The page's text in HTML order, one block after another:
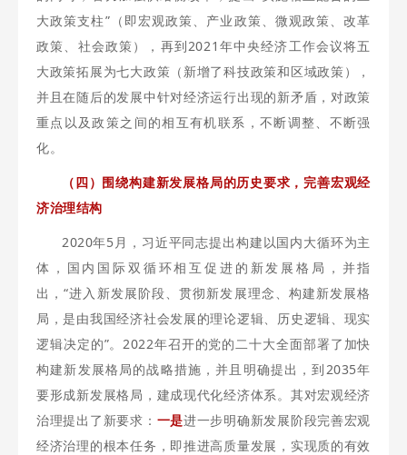
大政策支柱”（即宏观政策、产业政策、微观政策、改革
政策、社会政策），再到2021年中央经济工作会议将五
大政策拓展为七大政策（新增了科技政策和区域政策），
并且在随后的发展中针对经济运行出现的新矛盾，对政策
重点以及政策之间的相互有机联系，不断调整、不断强
化。
（四）围绕构建新发展格局的历史要求，完善宏观经
济治理结构
2020年5月，习近平同志提出构建以国内大循环为主
体，国内国际双循环相互促进的新发展格局，并指
出，“进入新发展阶段、贯彻新发展理念、构建新发展格
局，是由我国经济社会发展的理论逻辑、历史逻辑、现实
逻辑决定的”。2022年召开的党的二十大全面部署了加快
构建新发展格局的战略措施，并且明确提出，到2035年
要形成新发展格局，建成现代化经济体系。其对宏观经济
治理提出了新要求： 一是进一步明确新发展阶段完善宏观
经济治理的根本任务，即推进高质量发展，实现质的有效